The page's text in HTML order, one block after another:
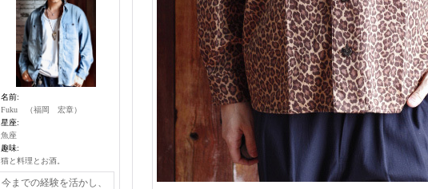
名前:
Fuku （福岡 宏章）
星座:
魚座
趣味:
猫と料理とお酒。
今までの経験を活かし、